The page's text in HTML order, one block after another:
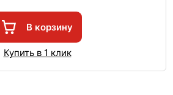
В корзину
Купить в 1 клик